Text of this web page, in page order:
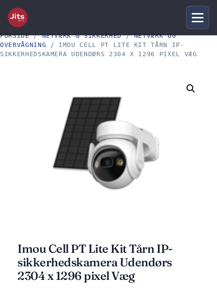
FORSIDE/NETVÆRK & SIKKERHED/NETVÆRK OG
OVERVÅGNING / IMOU CELL PT LITE KIT TÅRN IP-
SIKKERHEDSKAMERA UDENDØRS 2304 X 1296 PIXEL VÆG
Imou Cell PT Lite Kit Tårn IP-
sikkerhedskamera Udendørs
2304 x 1296 pixel Væg